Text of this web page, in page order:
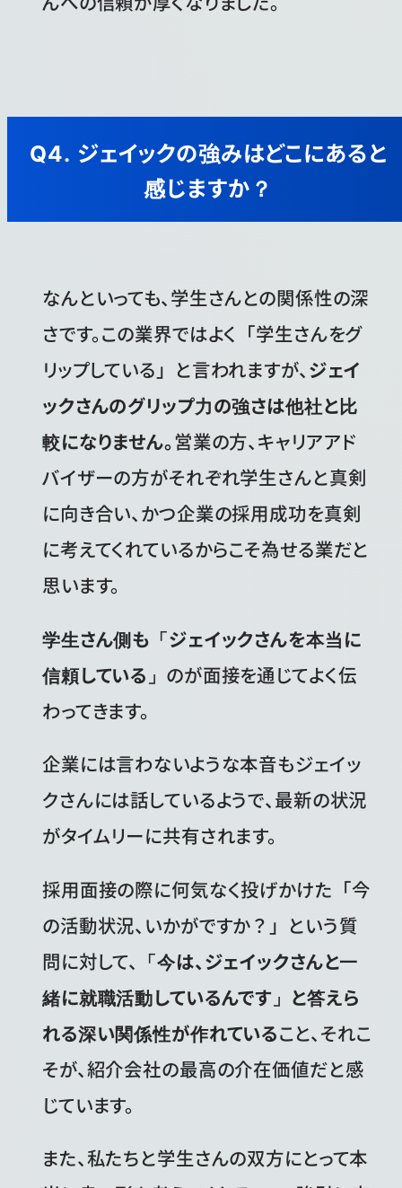
Q4. ジェイックの強みはどこにあると
感じますか？
なんといっても、学生さんとの関係性の深
さです。この業界ではよく「学生さんをグ
リップしている」と言われますが、ジェイ
ックさんのグリップ力の強さは他社と比
較になりません。営業の方、キャリアアド
バイザーの方がそれぞれ学生さんと真剣
に向き合い、かつ企業の採用成功を真剣
に考えてくれているからこそ為せる業だと
思います。
学生さん側も「ジェイックさんを本当に
信頼している」 のが面接を通じてよく伝
わってきます。
企業には言わないような本音もジェイッ
クさんには話しているようで、最新の状況
がタイムリーに共有されます。
採用面接の際に何気なく投げかけた「今
の活動状況、いかがですか？」という質
問に対して、 「今は、ジェイックさんと一
緒に就職活動しているんです」と答えら
れる深い関係性が作れていること、それこ
そが、紹介会社の最高の介在価値だと感
じています。
また、私たちと学生さんの双方にとって本